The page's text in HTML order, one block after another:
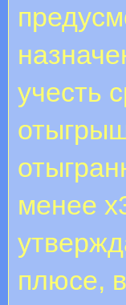
учесть
менее
плюсе,